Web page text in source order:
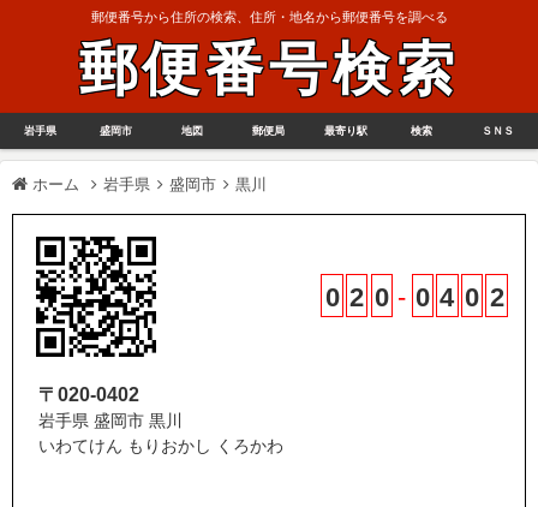
郵便番号から住所の検索、住所・地名から郵便番号を調べる
郵便番号検索
岩手県 盛岡市 地図 郵便局 最寄り駅 検索 ＳＮＳ
ホーム 岩手県 盛岡市 黒川
0 2 0 - 0 4 0 2
〒020-0402
岩手県 盛岡市 黒川
いわてけん もりおかし くろかわ